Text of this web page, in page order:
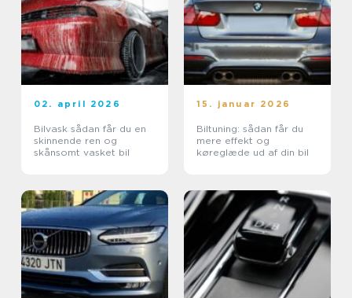
02. april 2026
Bilvask sådan får du en
skinnende ren og
skånsomt vasket bil
15. januar 2026
Biltuning: sådan får du
mere effekt og
køreglæde ud af din bil